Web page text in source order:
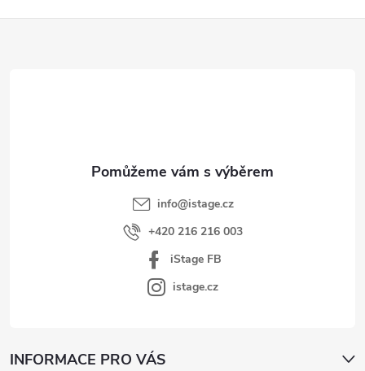
info@istage.cz
+420 216 216 003
iStage FB
istage.cz
INFORMACE PRO VÁS